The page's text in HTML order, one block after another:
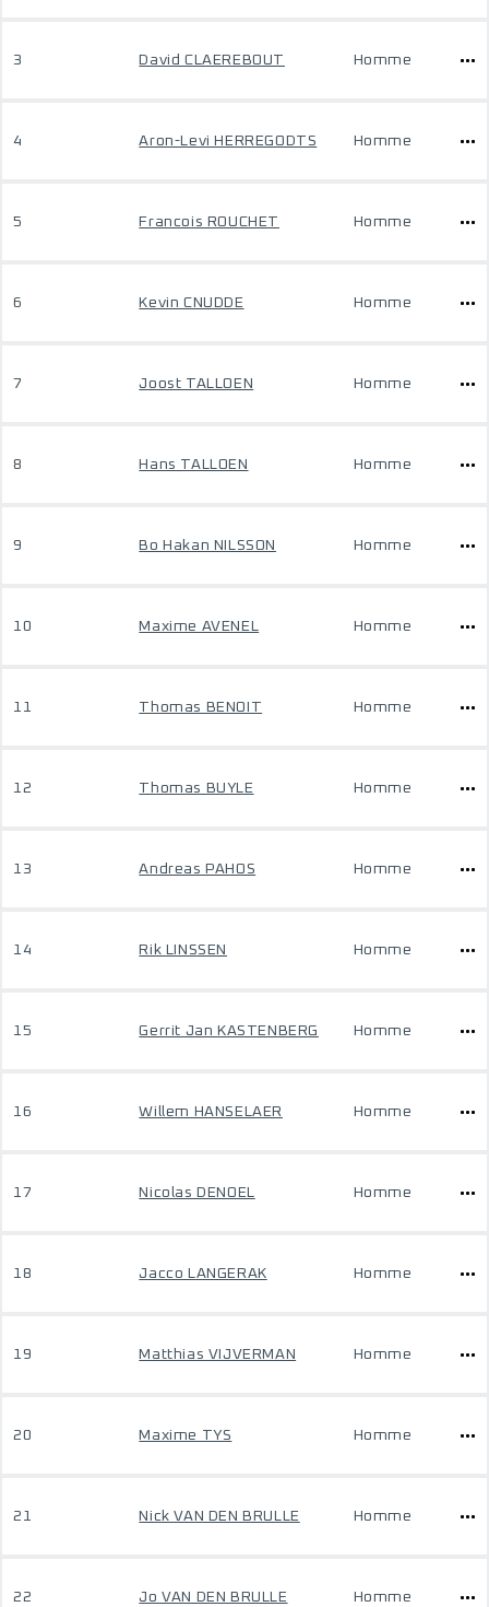
3 David CLAEREBOUT Homme
4 Aron-Levi HERREGODTS Homme
5 Francois ROUCHET Homme
6 Kevin CNUDDE Homme
7 Joost TALLOEN Homme
8 Hans TALLOEN Homme
9 Bo Hakan NILSSON Homme
10 Maxime AVENEL Homme
11 Thomas BENOIT Homme
12 Thomas BUYLE Homme
13 Andreas PAHOS Homme
14 Rik LINSSEN Homme
15 Gerrit Jan KASTENBERG Homme
16 Willem HANSELAER Homme
17 Nicolas DENOEL Homme
18 Jacco LANGERAK Homme
19 Matthias VIJVERMAN Homme
20 Maxime TYS Homme
21 Nick VAN DEN BRULLE Homme
22 Jo VAN DEN BRULLE Homme